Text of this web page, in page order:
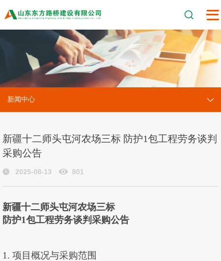
新闻中心
新疆十二师头屯河农场三标 防护1包工程劳务谈判
采购公告
2025-08-13 801
新疆十二师头屯河农场三标
防护1包工程劳务谈判采购公告
1. 项目概况与采购范围